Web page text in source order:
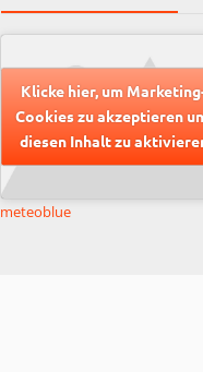
Klicke hier, um
Cookies zu akzeptieren
diesen Inhalt zu
meteoblue